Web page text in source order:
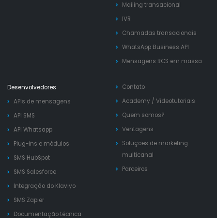
Mailing transacional
IVR
Chamadas transacionais
WhatsApp Business API
Mensagens RCS em massa
Desenvolvedores
APIs de mensagens
API SMS
API Whatsapp
Plug-ins e módulos
SMS HubSpot
SMS Salesforce
Integração do Klaviyo
SMS Zapier
Documentação técnica
Contato
Academy / Videotutoriais
Quem somos?
Ventagens
Soluções de marketing
multicanal
Parceiros